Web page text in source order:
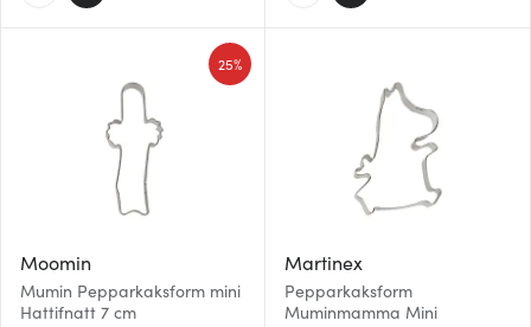
Moomin
Mumin Pepparkaksform mini
Hattifnatt 7 cm
25%
Martinex
Pepparkaksform
Muminmamma Mini